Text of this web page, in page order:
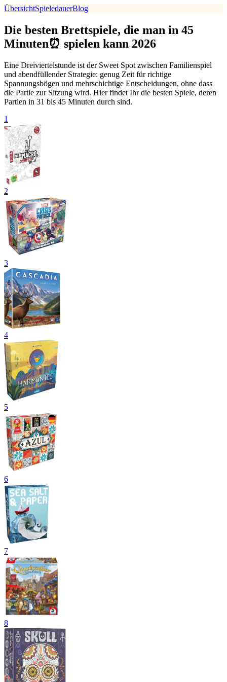
ÜbersichtSpieledauerBlog
Die besten Brettspiele, die man in 45
Minuten⏰ spielen kann 2026
Eine Dreiviertelstunde ist der Sweet Spot zwischen Familienspiel
und abendfüllender Strategie: genug Zeit für richtige
Spannungsbögen und mehrschichtige Entscheidungen, ohne dass
die Partie zur Sitzung wird. Hier findet Ihr die besten Spiele, deren
Partien in 31 bis 45 Minuten durch sind.
1
2
3
4
5
6
7
8